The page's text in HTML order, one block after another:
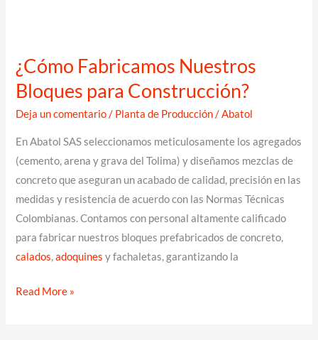
¿Cómo Fabricamos Nuestros
Bloques para Construcción?
Deja un comentario / Planta de Producción/Abatol
En Abatol SAS seleccionamos meticulosamente los agregados
(cemento, arena y grava del Tolima) y diseñamos mezclas de
concreto que aseguran un acabado de calidad, precisión en las
medidas y resistencia de acuerdo con las Normas Técnicas
Colombianas. Contamos con personal altamente calificado
para fabricar nuestros bloques prefabricados de concreto,
calados,adoquines y fachaletas, garantizando la
¿Cómo
Read More »